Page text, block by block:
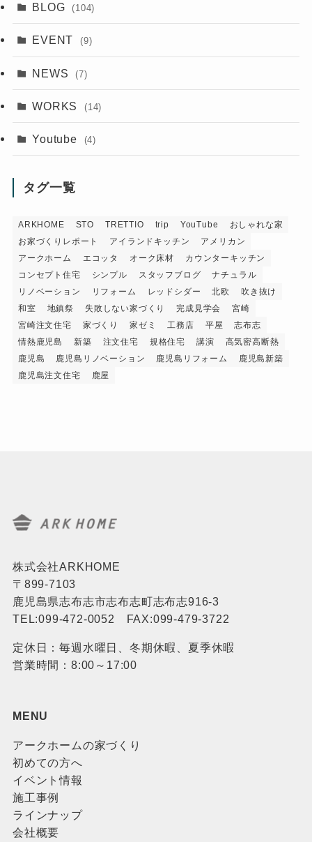
BLOG (104)
EVENT (9)
NEWS (7)
WORKS (14)
Youtube (4)
タグ一覧
ARKHOME STO TRETTIO trip YouTube
おしゃれな家
お家づくりレポート
アイランドキッチン
アメリカン
アークホーム
エコッタ オーク床材
カウンターキッチン
コンセプト住宅
シンプル スタッフブログ
ナチュラル
リノベーション
リフォーム レッドシダー 北欧
吹き抜け
和室
地鎮祭 失敗しない家づくり 完成見学会
宮崎
宮崎注文住宅
家づくり 家ゼミ 工務店 平屋
志布志
情熱鹿児島
新築 注文住宅 規格住宅 講演
高気密高断熱
鹿児島
鹿児島リノベーション 鹿児島リフォーム
鹿児島新築
鹿児島注文住宅
鹿屋
株式会社ARKHOME
〒899-7103
鹿児島県志布志市志布志町志布志916-3
TEL:099-472-0052 FAX:099-479-3722
定休日：毎週水曜日、冬期休暇、夏季休暇
営業時間：8:00～17:00
MENU
アークホームの家づくり
初めての方へ
イベント情報
施工事例
ラインナップ
会社概要